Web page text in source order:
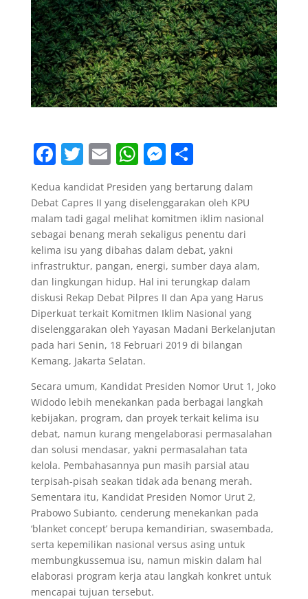
F
a
c
e
b
o
o
k
T
w
itt
er
E
m
ai
l
W
at
s
A
p
p
M
e
ss
e
n
g
er
S
ar
e
Kedua kandidat Presiden yang bertarung dalam
Debat Capres II yang diselenggarakan oleh KPU
malam tadi gagal melihat komitmen iklim nasional
sebagai benang merah sekaligus penentu dari
kelima isu yang dibahas dalam debat, yakni
infrastruktur, pangan, energi, sumber daya alam,
dan lingkungan hidup. Hal ini terungkap dalam
diskusi Rekap Debat Pilpres II dan Apa yang Harus
Diperkuat terkait Komitmen Iklim Nasional yang
diselenggarakan oleh Yayasan Madani Berkelanjutan
pada hari Senin, 18 Februari 2019 di bilangan
Kemang, Jakarta Selatan.
Secara umum, Kandidat Presiden Nomor Urut 1, Joko
Widodo lebih menekankan pada berbagai langkah
kebijakan, program, dan proyek terkait kelima isu
debat, namun kurang mengelaborasi permasalahan
dan solusi mendasar, yakni permasalahan tata
kelola. Pembahasannya pun masih parsial atau
terpisah-pisah seakan tidak ada benang merah.
Sementara itu, Kandidat Presiden Nomor Urut 2,
Prabowo Subianto, cenderung menekankan pada
‘blanket concept’ berupa kemandirian, swasembada,
serta kepemilikan nasional versus asing untuk
membungkussemua isu, namun miskin dalam hal
elaborasi program kerja atau langkah konkret untuk
mencapai tujuan tersebut.